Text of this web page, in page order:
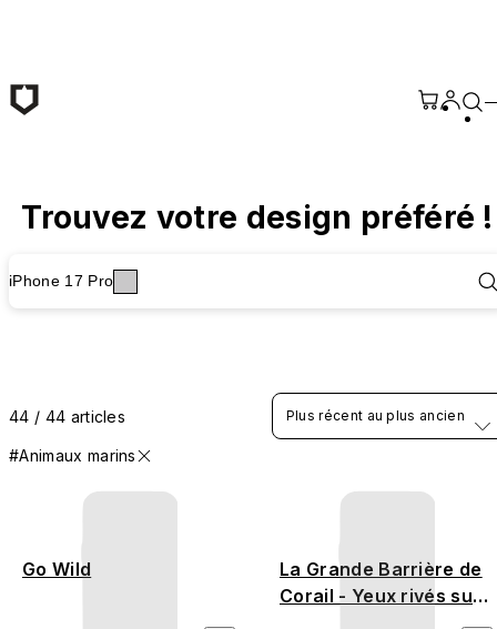
Trouvez votre design préféré !
iPhone 17 Pro
44 / 44 articles
#Animaux marins
Plus récent au plus ancien
Go Wild
La Grande Barrière de
Corail - Yeux rivés sur